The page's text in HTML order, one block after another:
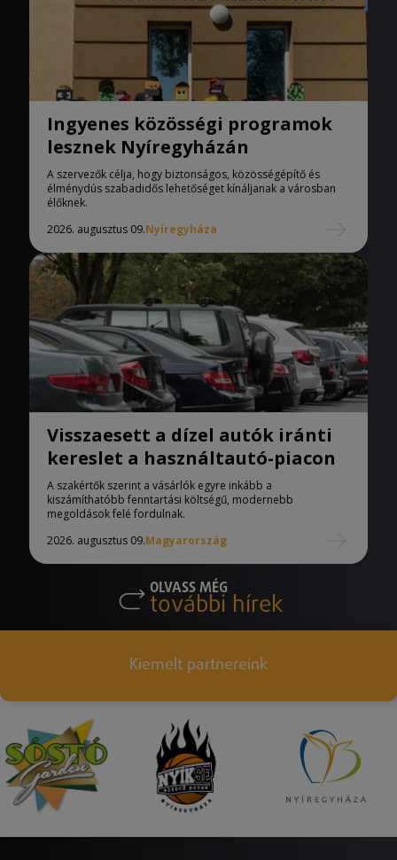
Ingyenes közösségi programok
lesznek Nyíregyházán
A szervezők célja, hogy biztonságos, közösségépítő és
élménydús szabadidős lehetőséget kínáljanak a városban
élőknek.
2026. augusztus 09.Nyíregyháza
Visszaesett a dízel autók iránti
kereslet a használtautó-piacon
A szakértők szerint a vásárlók egyre inkább a
kiszámíthatóbb fenntartási költségű, modernebb
megoldások felé fordulnak.
2026. augusztus 09.Magyarország
OLVASS MÉG
további hírek
Kiemelt partnereink